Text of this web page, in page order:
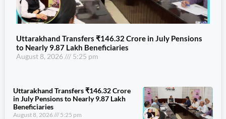
Uttarakhand Transfers ₹146.32 Crore in July Pensions
to Nearly 9.87 Lakh Beneficiaries
August 8, 2026 5:25 pm
Uttarakhand Transfers ₹146.32 Crore
in July Pensions to Nearly 9.87 Lakh
Beneficiaries
August 8, 2026 5:25 pm